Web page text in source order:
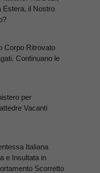
Estera, il Nostro
Corpo Ritrovato
Continuano le
per
Vacanti
Italiana
e Insultata in
Scorretto